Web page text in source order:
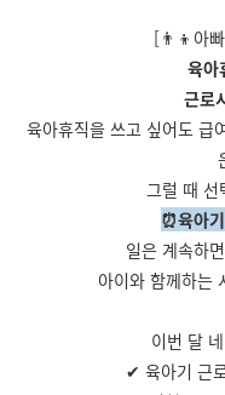
[👨‍👦아
육아
근로
육아휴직을 쓰고 싶어도 급
그럴 때 선
⏰육아
일은 계속하
아이와 함께하는
이번 달
✔ 육아기 근